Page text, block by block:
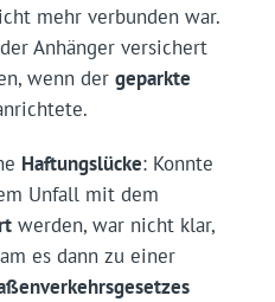
mehr verbunden war.
Anhänger versichert
wenn der geparkte
Haftungslücke: Konnte
Unfall mit dem
werden, war nicht klar,
es dann zu einer